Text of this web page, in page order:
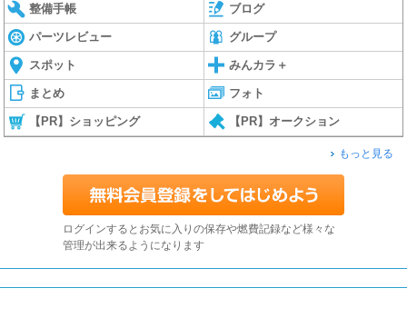
整備手帳 ブログ
パーツレビュー グループ
スポット みんカラ＋
まとめ フォト
【PR】ショッピング 【PR】オークション
もっと見る
ログインするとお気に入りの保存や燃費記録など様々な
管理が出来るようになります